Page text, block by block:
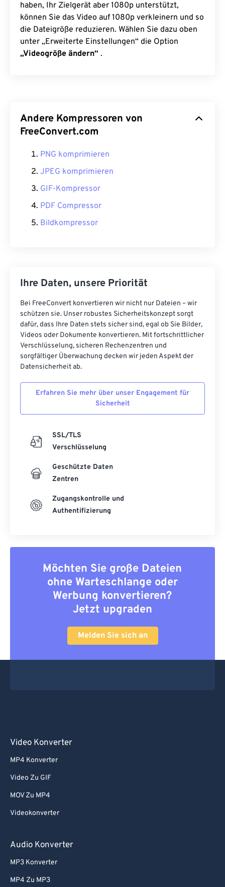
haben, Ihr Zielgerät aber 1080p unterstützt,
können Sie das Video auf 1080p verkleinern und so
die Dateigröße reduzieren. Wählen Sie dazu oben
unter „Erweiterte Einstellungen“ die Option
„Videogröße ändern“ .
Andere Kompressoren von
FreeConvert.com
PNG komprimieren
JPEG komprimieren
GIF-Kompressor
PDF Compressor
Bildkompressor
Ihre Daten, unsere Priorität
Bei FreeConvert konvertieren wir nicht nur Dateien – wir
schützen sie. Unser robustes Sicherheitskonzept sorgt
dafür, dass Ihre Daten stets sicher sind, egal ob Sie Bilder,
Videos oder Dokumente konvertieren. Mit fortschrittlicher
Verschlüsselung, sicheren Rechenzentren und
sorgfältiger Überwachung decken wir jeden Aspekt der
Datensicherheit ab.
Erfahren Sie mehr über unser Engagement für
Sicherheit
SSL/TLS
Verschlüsselung
Geschützte Daten
Zentren
Zugangskontrolle und
Authentifizierung
Möchten Sie große Dateien
ohne Warteschlange oder
Werbung konvertieren?
Jetzt upgraden
Melden Sie sich an
Video Konverter
MP4 Konverter
Video Zu GIF
MOV Zu MP4
Videokonverter
Audio Konverter
MP3 Konverter
MP4 Zu MP3